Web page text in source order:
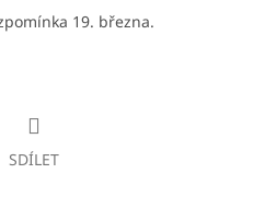
19. března.
SDÍLET